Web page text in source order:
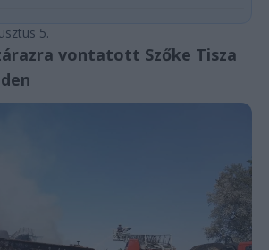
5.
vontatott Szőke Tisza